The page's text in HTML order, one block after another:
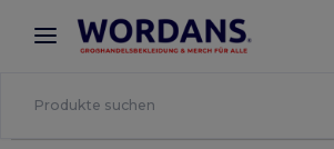
× Wordans App
Bessere Preise in der App!